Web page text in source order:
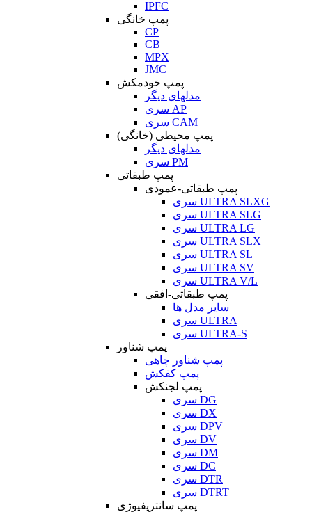
IPFC
پمپ خانگی
CP
CB
MPX
JMC
پمپ خودمکش
مدلهای دیگر
سری AP
سری CAM
پمپ محیطی (خانگی)
مدلهای دیگر
سری PM
پمپ طبقاتی
پمپ طبقاتی-عمودی
سری ULTRA SLXG
سری ULTRA SLG
سری ULTRA LG
سری ULTRA SLX
سری ULTRA SL
سری ULTRA SV
سری ULTRA V/L
پمپ طبقاتی-افقی
سایر مدل ها
سری ULTRA
سری ULTRA-S
پمپ شناور
پمپ شناور چاهی
پمپ کفکش
پمپ لجنکش
سری DG
سری DX
سری DPV
سری DV
سری DM
سری DC
سری DTR
سری DTRT
پمپ سانتریفیوژی